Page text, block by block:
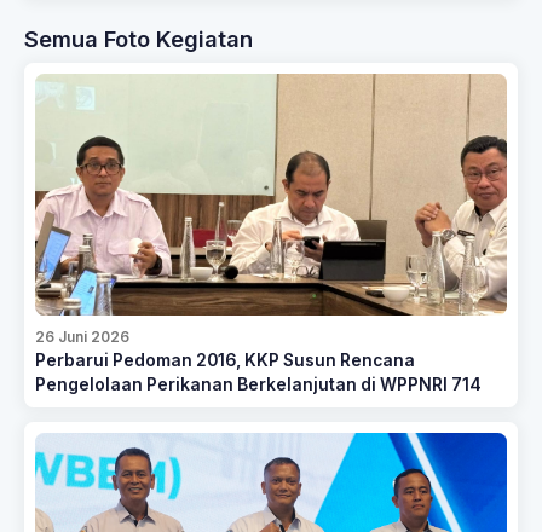
Semua Foto Kegiatan
26 Juni 2026
Perbarui Pedoman 2016, KKP Susun Rencana
Pengelolaan Perikanan Berkelanjutan di WPPNRI 714